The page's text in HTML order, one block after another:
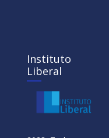
Instituto
Liberal